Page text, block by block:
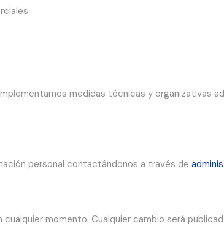
medidas técnicas y organizativas
personal contactándonos a través de
momento. Cualquier cambio será